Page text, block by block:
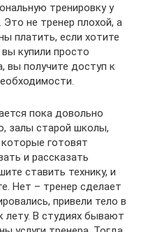
тренировку у
не тренер плохой, а
платить, если хотите
купили просто
вы получите доступ к
пока довольно
залы старой школы,
готовят
и рассказать
ставить технику, и
Нет – тренер сделает
привели тело в
лету. В студиях бывают